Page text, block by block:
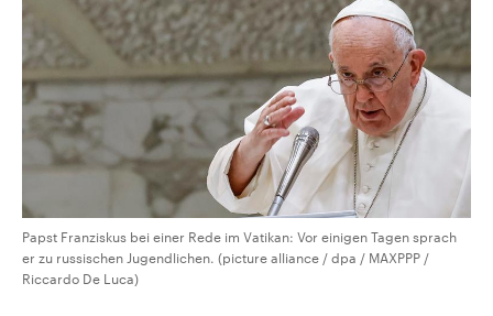
Papst Franziskus bei einer Rede im Vatikan: Vor einigen Tagen sprach
er zu russischen Jugendlichen. (picture alliance / dpa / MAXPPP /
Riccardo De Luca)